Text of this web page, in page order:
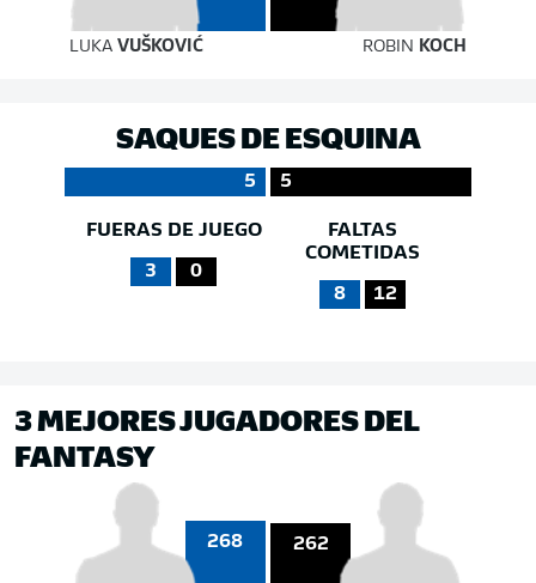
LUKA VUŠKOVIĆ ROBIN KOCH
SAQUES DE ESQUINA
5 5
FUERAS DE JUEGO
3 0
FALTAS
COMETIDAS
8 12
3 MEJORES JUGADORES DEL
FANTASY
268 262